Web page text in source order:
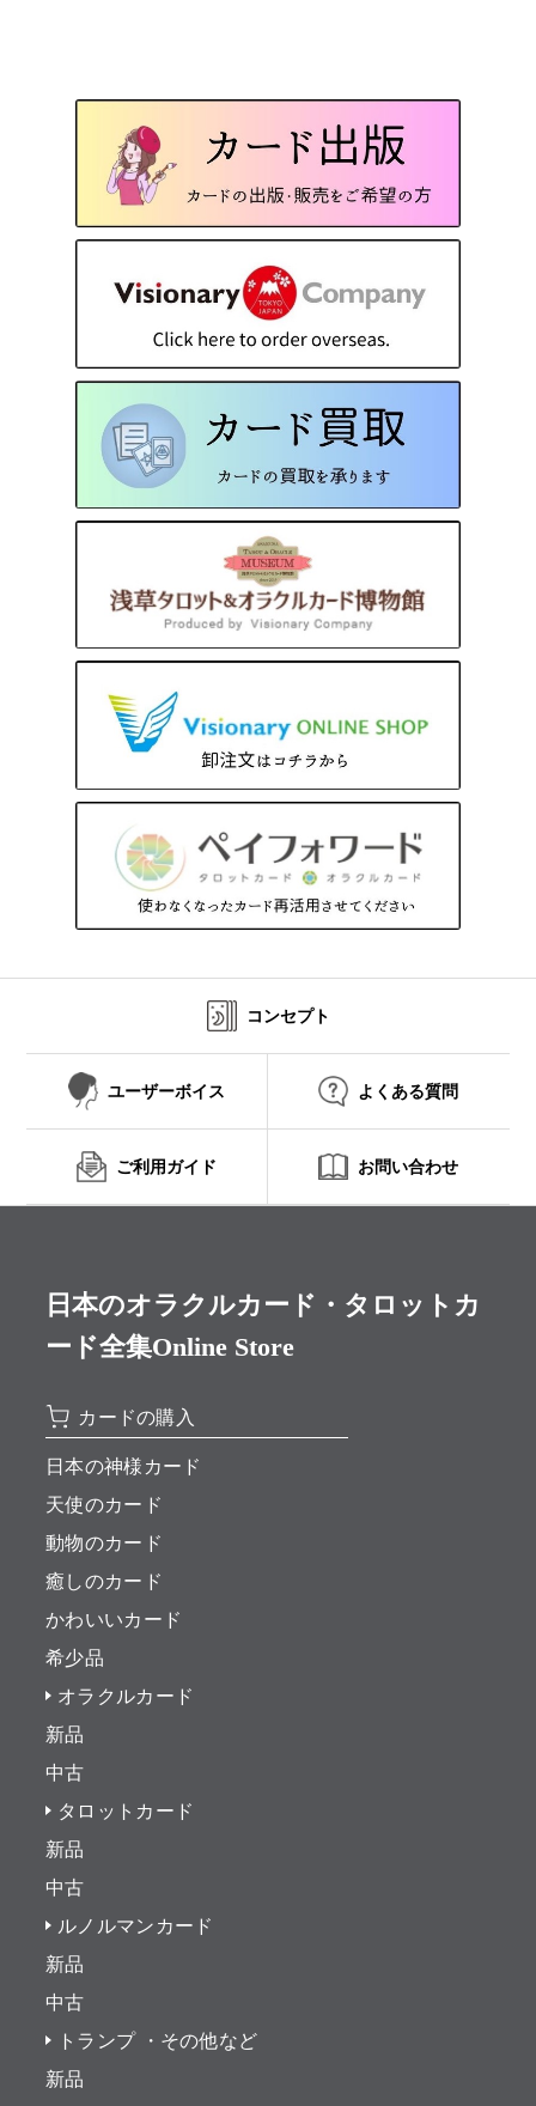
コンセプト
ユーザーボイス よくある質問
ご利用ガイド お問い合わせ
日本のオラクルカード・タロットカ
ード全集Online Store
カードの購入
日本の神様カード
天使のカード
動物のカード
癒しのカード
かわいいカード
希少品
オラクルカード
新品
中古
タロットカード
新品
中古
ルノルマンカード
新品
中古
トランプ ・その他など
新品